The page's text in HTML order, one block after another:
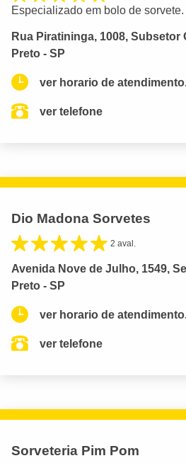
Especializado em bolo de sorvete.
Rua Piratininga, 1008, Subsetor
Preto - SP
ver horario de
ver telefone
Dio Madona Sorvetes
2 aval.
Avenida Nove de Julho, 1549,
Preto - SP
ver horario de
ver telefone
Sorveteria Pim Pom